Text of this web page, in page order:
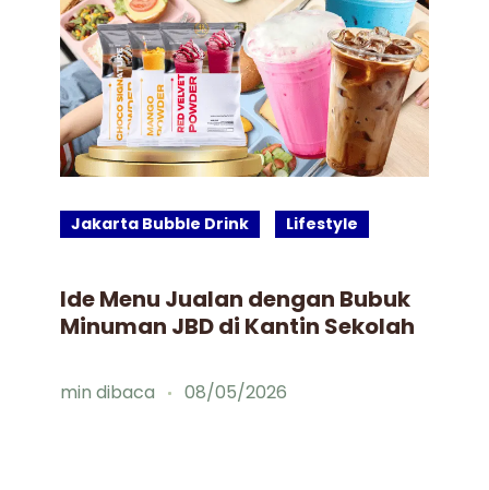
Jakarta Bubble Drink Lifestyle
Ide Menu Jualan dengan Bubuk
Minuman JBD di Kantin Sekolah
min dibaca 08/05/2026